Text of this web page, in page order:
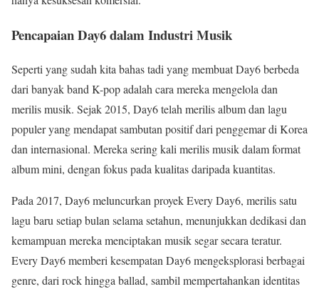
Pencapaian Day6 dalam Industri Musik
Seperti yang sudah kita bahas tadi yang membuat Day6 berbeda
dari banyak band K-pop adalah cara mereka mengelola dan
merilis musik. Sejak 2015, Day6 telah merilis album dan lagu
populer yang mendapat sambutan positif dari penggemar di Korea
dan internasional. Mereka sering kali merilis musik dalam format
album mini, dengan fokus pada kualitas daripada kuantitas.
Pada 2017, Day6 meluncurkan proyek Every Day6, merilis satu
lagu baru setiap bulan selama setahun, menunjukkan dedikasi dan
kemampuan mereka menciptakan musik segar secara teratur.
Every Day6 memberi kesempatan Day6 mengeksplorasi berbagai
genre, dari rock hingga ballad, sambil mempertahankan identitas